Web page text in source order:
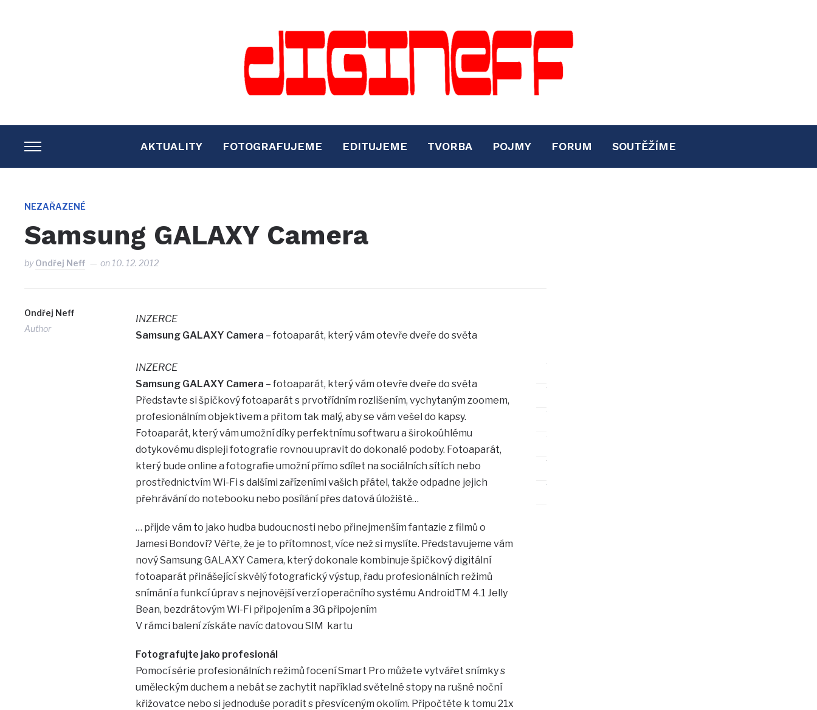
TOGGLE
SIDEBAR
NAVIGATION
AKTUALITY FOTOGRAFUJEME EDITUJEME TVORBA POJMY FORUM SOUTĚŽÍME
NEZAŘAZENÉ
Samsung GALAXY Camera
byOndřej Neff on 10. 12. 2012
Ondřej Neff
Author
INZERCE
Samsung GALAXY Camera – fotoaparát, který vám otevře dveře do světa
INZERCE
Samsung GALAXY Camera – fotoaparát, který vám otevře dveře do světa
Představte si špičkový fotoaparát s prvotřídním rozlišením, vychytaným zoomem,
profesionálním objektivem a přitom tak malý, aby se vám vešel do kapsy.
Fotoaparát, který vám umožní díky perfektnímu softwaru a širokoúhlému
dotykovému displeji fotografie rovnou upravit do dokonalé podoby. Fotoaparát,
který bude online a fotografie umožní přímo sdílet na sociálních sítích nebo
prostřednictvím Wi-Fi s dalšími zařízeními vašich přátel, takže odpadne jejich
přehrávání do notebooku nebo posílání přes datová úložiště…
… přijde vám to jako hudba budoucnosti nebo přinejmenším fantazie z filmů o
Jamesi Bondovi? Věřte, že je to přítomnost, více než si myslíte. Představujeme vám
nový Samsung GALAXY Camera, který dokonale kombinuje špičkový digitální
fotoaparát přinášející skvělý fotografický výstup, řadu profesionálních režimů
snímání a funkcí úprav s nejnovější verzí operačního systému AndroidTM 4.1 Jelly
Bean, bezdrátovým Wi-Fi připojením a 3G připojením
V rámci balení získáte navíc datovou SIM kartu
Fotografujte jako profesionál
Pomocí série profesionálních režimů focení Smart Pro můžete vytvářet snímky s
uměleckým duchem a nebát se zachytit například světelné stopy na rušné noční
křižovatce nebo si jednoduše poradit s přesvíceným okolím. Připočtěte k tomu 21x